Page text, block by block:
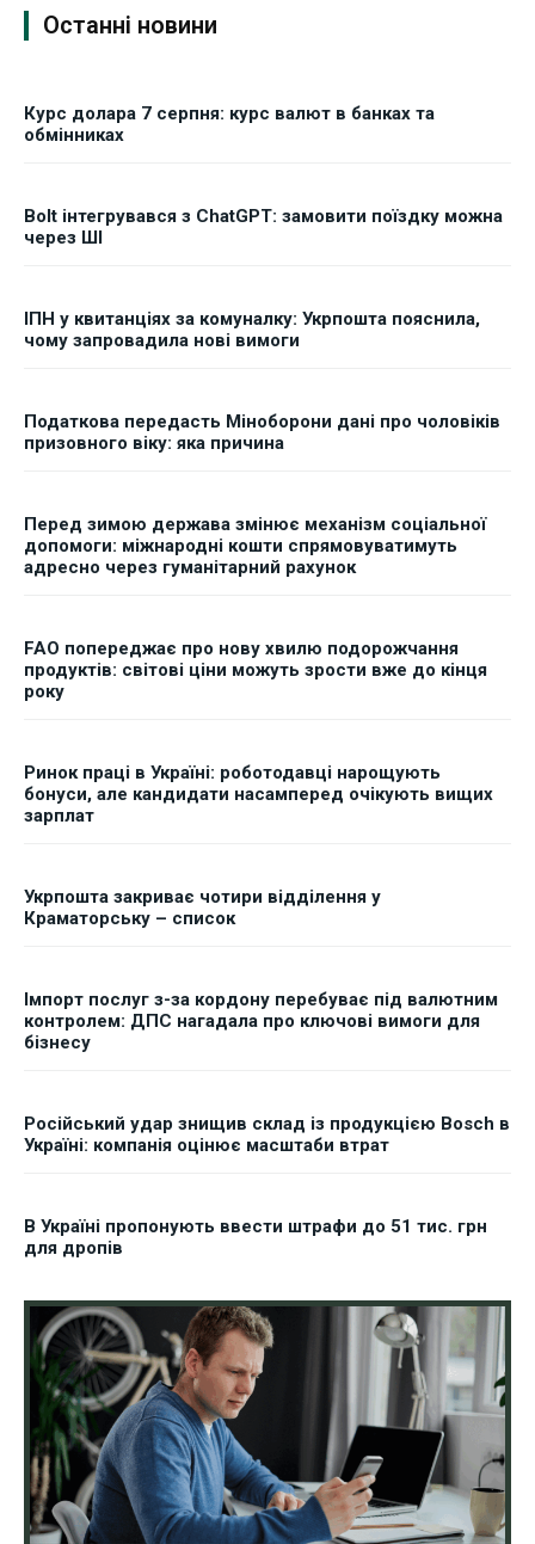
Останні новини
Курс долара 7 серпня: курс валют в банках та
обмінниках
Bolt інтегрувався з ChatGPT: замовити поїздку можна
через ШІ
ІПН у квитанціях за комуналку: Укрпошта пояснила,
чому запровадила нові вимоги
Податкова передасть Міноборони дані про чоловіків
призовного віку: яка причина
Перед зимою держава змінює механізм соціальної
допомоги: міжнародні кошти спрямовуватимуть
адресно через гуманітарний рахунок
FAO попереджає про нову хвилю подорожчання
продуктів: світові ціни можуть зрости вже до кінця
року
Ринок праці в Україні: роботодавці нарощують
бонуси, але кандидати насамперед очікують вищих
зарплат
Укрпошта закриває чотири відділення у
Краматорську – список
Імпорт послуг з-за кордону перебуває під валютним
контролем: ДПС нагадала про ключові вимоги для
бізнесу
Російський удар знищив склад із продукцією Bosch в
Україні: компанія оцінює масштаби втрат
В Україні пропонують ввести штрафи до 51 тис. грн
для дропів